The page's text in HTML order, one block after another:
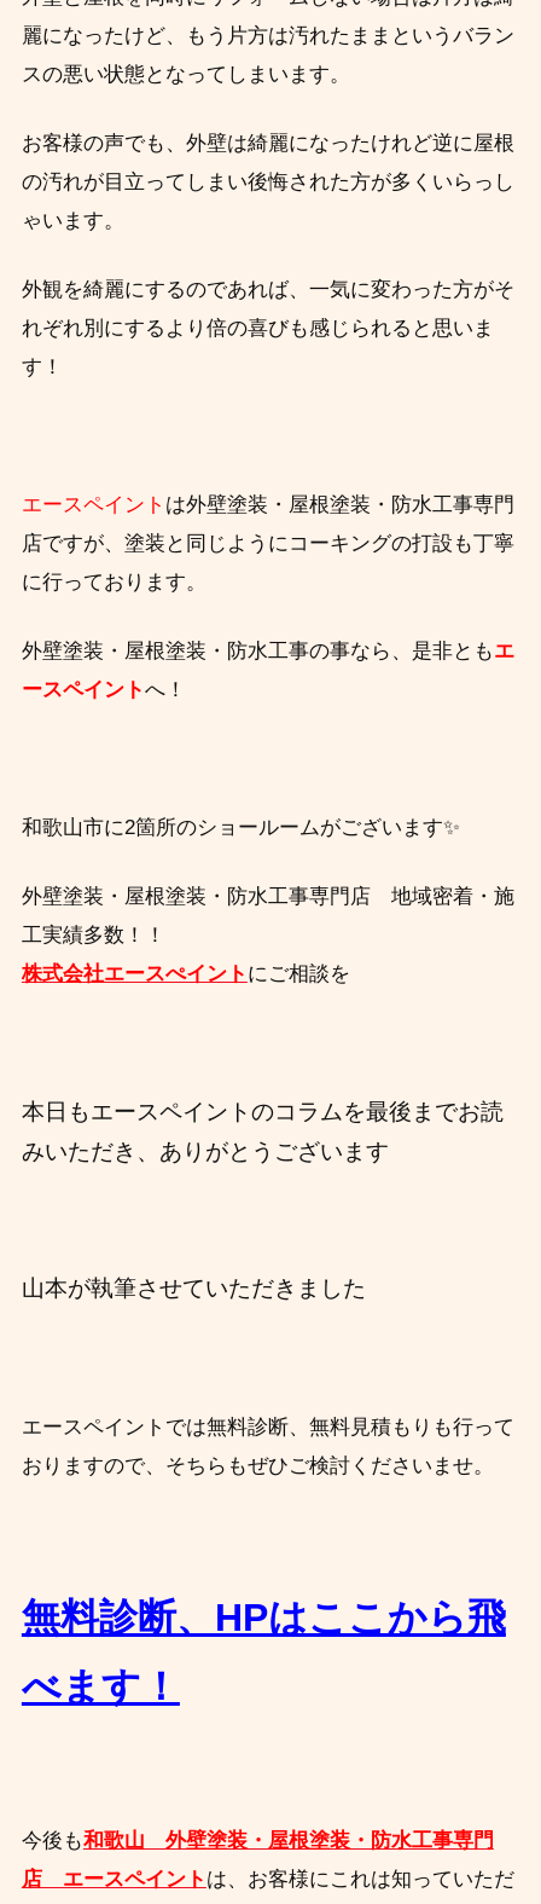
麗になったけど、もう片方は汚れたままというバラン
スの悪い状態となってしまいます。
お客様の声でも、外壁は綺麗になったけれど逆に屋根
の汚れが目立ってしまい後悔された方が多くいらっし
ゃいます。
外観を綺麗にするのであれば、一気に変わった方がそ
れぞれ別にするより倍の喜びも感じられると思いま
す！
エースペイント は外壁塗装・屋根塗装・防水工事専門
店ですが、塗装と同じようにコーキングの打設も丁寧
に行っております。
外壁塗装・屋根塗装・防水工事の事なら、 是非ともエ
ースペイントへ！
和歌山市に2箇所のショールームがございます✨
外壁塗装・屋根塗装・防水工事専門店 地域密着・施
工実績多数！！
株式会社エースぺイント にご相談を
本日もエースペイントのコラムを最後までお読
みいただき、ありがとうございます
山本が執筆させていただきました
エースペイントでは無料診断、無料見積もりも行って
おりますので、そちらもぜひご検討くださいませ。
無料診断、HPはここから飛
べます！
今後も和歌山 外壁塗装・屋根塗装・防水工事専門
店 エースペイント は、お客様にこれは知っていただ